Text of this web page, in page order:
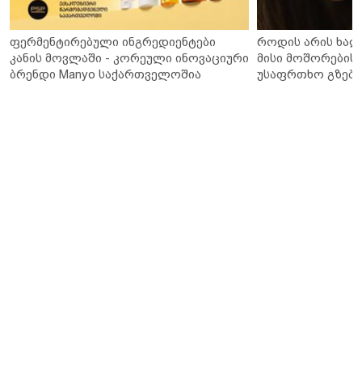
ფერმენტირებული ინგრედიენტები
კანის მოვლაში - კორეული ინოვაციური
ბრენდი Manyo საქართველოშია
როდის არის
მისი მოშორების
უსაფრთხო გზები